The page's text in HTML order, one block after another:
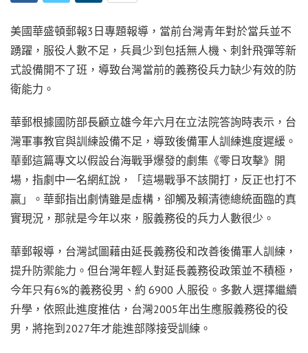
美國華盛頓郵報3日專題報導，當前台灣青年對於當兵並不
踴躍，服役人數不足，兵員少到包括無人機、刺針飛彈等新
式設備開不了班，導致台灣當前的義務役兵力缺少有效的防
衛能力。
華郵根據國防部長顧立雄今年六月在立法院答詢時表示，台
灣軍事教官與訓練設備不足，導致後備軍人訓練進度遲緩。
華郵這篇專文以假設台海戰爭爆發的劇集《零日攻擊》開
場，指劇中一名網紅說，「這場戰爭不該開打，反正也打不
贏」。華郵指出劇情雖是虛構，卻觸及賴清德總統面臨的真
實現況，那就是今年以來，服義務役的兵力人數很少。
華郵報導，台灣試圖藉由延長義務役和改善後備軍人訓練，
提升防禦能力。但台灣年輕人對延長義務役政策並不積極，
今年只有6%的義務役男、約 6900 人服役。多數人選擇繼續
升學，依照此進度推估，台灣2005年出生應服義務役的役
男，將拖到2027年才能進部隊接受訓練。